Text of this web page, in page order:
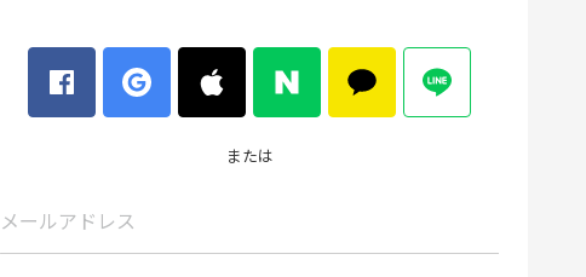
または
メールアドレス